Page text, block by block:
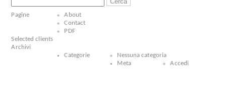
per:
Pagine
About
Contact
PDF
Selected clients
Archivi
Categorie
Nessuna categoria
Meta
Accedi